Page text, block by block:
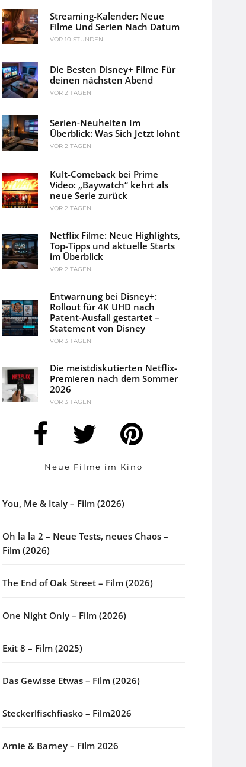
Streaming-Kalender: Neue
Filme Und Serien Nach Datum
VOR 10 STUNDEN
Die Besten Disney+ Filme Für
deinen nächsten Abend
VOR 2 TAGEN
Serien-Neuheiten Im
Überblick: Was Sich Jetzt lohnt
VOR 2 TAGEN
Kult-Comeback bei Prime
Video: „Baywatch“ kehrt als
neue Serie zurück
VOR 2 TAGEN
Netflix Filme: Neue Highlights,
Top-Tipps und aktuelle Starts
im Überblick
VOR 2 TAGEN
Entwarnung bei Disney+:
Rollout für 4K UHD nach
Patent-Ausfall gestartet –
Statement von Disney
VOR 3 TAGEN
Die meistdiskutierten Netflix-
Premieren nach dem Sommer
2026
VOR 3 TAGEN
Neue Filme im Kino
You, Me & Italy – Film (2026)
Oh la la 2 – Neue Tests, neues Chaos –
Film (2026)
The End of Oak Street – Film (2026)
One Night Only – Film (2026)
Exit 8 – Film (2025)
Das Gewisse Etwas – Film (2026)
Steckerlfischfiasko – Film2026
Arnie & Barney – Film 2026